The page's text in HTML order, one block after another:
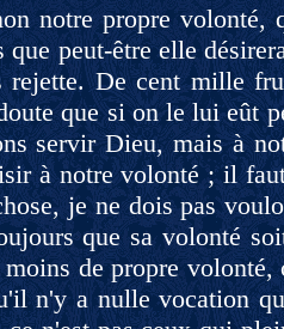
notre propre volonté,
peut-être elle
rejette. De cent mille
que si on le lui eût
servir Dieu, mais à
à notre volonté ; il
je ne dois pas
que sa volonté
de propre volonté,
n'y a nulle vocation